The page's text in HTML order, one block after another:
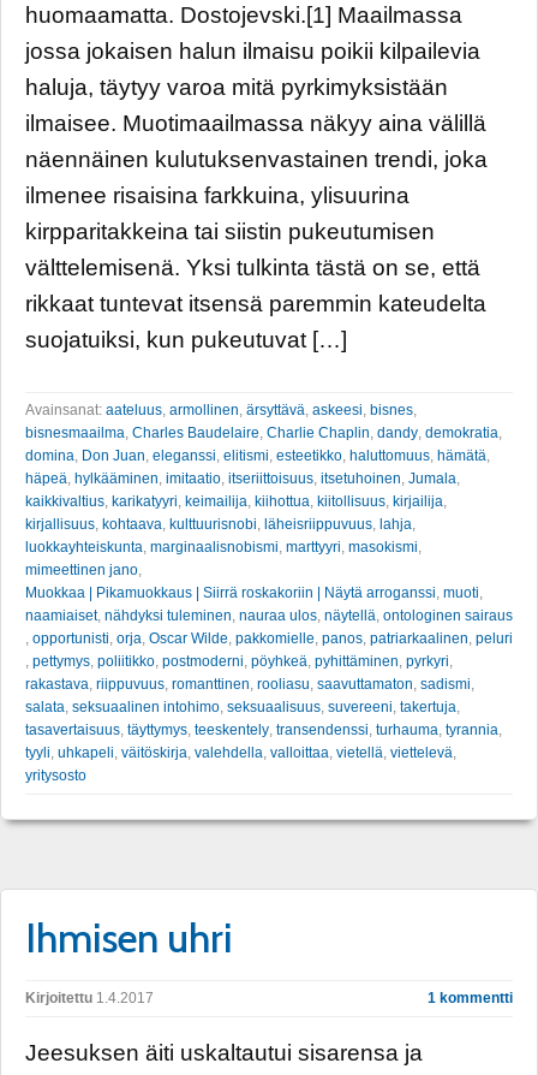
huomaamatta. Dostojevski.[1] Maailmassa
jossa jokaisen halun ilmaisu poikii kilpailevia
haluja, täytyy varoa mitä pyrkimyksistään
ilmaisee. Muotimaailmassa näkyy aina välillä
näennäinen kulutuksenvastainen trendi, joka
ilmenee risaisina farkkuina, ylisuurina
kirpparitakkeina tai siistin pukeutumisen
välttelemisenä. Yksi tulkinta tästä on se, että
rikkaat tuntevat itsensä paremmin kateudelta
suojatuiksi, kun pukeutuvat […]
Avainsanat: aateluus, armollinen, ärsyttävä, askeesi, bisnes,
bisnesmaailma, Charles Baudelaire, Charlie Chaplin, dandy, demokratia,
domina, Don Juan, eleganssi, elitismi, esteetikko, haluttomuus, hämätä,
häpeä, hylkääminen, imitaatio, itseriittoisuus, itsetuhoinen, Jumala,
kaikkivaltius, karikatyyri, keimailija, kiihottua, kiitollisuus, kirjailija,
kirjallisuus, kohtaava, kulttuurisnobi, läheisriippuvuus, lahja,
luokkayhteiskunta, marginaalisnobismi, marttyyri, masokismi,
mimeettinen jano,
Muokkaa | Pikamuokkaus | Siirrä roskakoriin | Näytä arroganssi, muoti,
naamiaiset, nähdyksi tuleminen, nauraa ulos, näytellä, ontologinen sairaus
, opportunisti, orja, Oscar Wilde, pakkomielle, panos, patriarkaalinen, peluri
, pettymys, poliitikko, postmoderni, pöyhkeä, pyhittäminen, pyrkyri,
rakastava, riippuvuus, romanttinen, rooliasu, saavuttamaton, sadismi,
salata, seksuaalinen intohimo, seksuaalisuus, suvereeni, takertuja,
tasavertaisuus, täyttymys, teeskentely, transendenssi, turhauma, tyrannia,
tyyli, uhkapeli, väitöskirja, valehdella, valloittaa, vietellä, viettelevä,
yritysosto
Ihmisen uhri
Kirjoitettu 1.4.2017 1 kommentti
Jeesuksen äiti uskaltautui sisarensa ja